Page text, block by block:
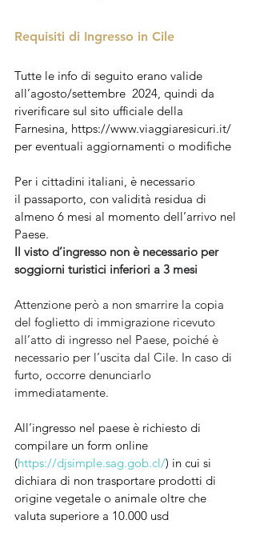
Requisiti di Ingresso in Cile
Tutte le info di seguito erano valide
all’agosto/settembre  2024, quindi da
riverificare sul sito ufficiale della
Farnesina, https://www.viaggiaresicuri.it/
per eventuali aggiornamenti o modifiche
Per i cittadini italiani, è necessario
il passaporto, con validità residua di
almeno 6 mesi al momento dell’arrivo nel
Paese.
Il visto d’ingresso non è necessario per
soggiorni turistici inferiori a 3 mesi
Attenzione però a non smarrire la copia
del foglietto di immigrazione ricevuto
all’atto di ingresso nel Paese, poiché è
necessario per l’uscita dal Cile. In caso di
furto, occorre denunciarlo
immediatamente.
All’ingresso nel paese è richiesto di
compilare un form online
(https://djsimple.sag.gob.cl/) in cui si
dichiara di non trasportare prodotti di
origine vegetale o animale oltre che
valuta superiore a 10.000 usd